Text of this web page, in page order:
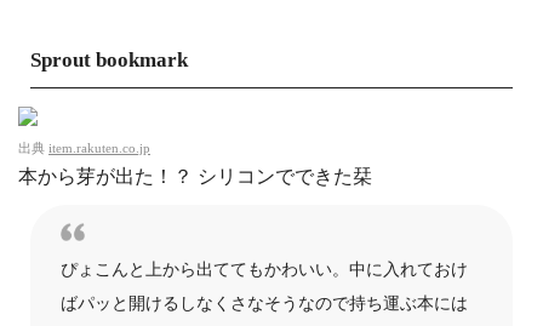
Sprout bookmark
出典 item.rakuten.co.jp
本から芽が出た！？ シリコンでできた栞
ぴょこんと上から出ててもかわいい。中に入れておけ
ばパッと開けるしなくさなそうなので持ち運ぶ本には